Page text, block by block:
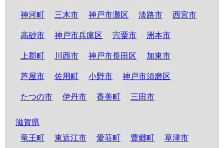
神河町 三木市 神戸市灘区 淡路市 西宮市
高砂市 神戸市兵庫区 宍粟市 洲本市
上郡町 川西市 神戸市長田区 加東市
芦屋市 佐用町 小野市 神戸市須磨区
たつの市 伊丹市 香美町 三田市
滋賀県
竜王町
東近江市 愛荘町 豊郷町 草津市